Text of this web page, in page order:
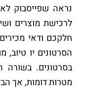
נראה שפייסבוק
לרכישת מוצרים
חלקכם ודאי
הסרטונים יו טיוב,
בסרטונים. בשורה
מטרות דומות, אך